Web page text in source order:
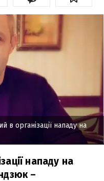
в організації нападу на
нападу на
–